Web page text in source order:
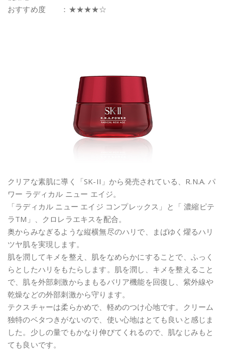
おすすめ度 ：★★★★☆
クリアな素肌に導く「SK-II」から発売されている、R.N.A. パ
ワー ラディカル ニュー エイジ。
「ラディカル ニュー エイジ コンプレックス」と「 濃縮ピテ
ラTM」、クロレラエキスを配合。
奥からみなぎるような縦横無尽のハリで、まばゆく燿るハリ
ツヤ肌を実現します。
肌を潤してキメを整え、肌をなめらかにすることで、ふっく
らとしたハリをもたらします。肌を潤し、キメを整えること
で、肌を外部刺激からまもるバリア機能を回復し、紫外線や
乾燥などの外部刺激から守ります。
テクスチャーは柔らかめで、軽めのつけ心地です。クリーム
独特のベタつきがないので、使い心地はとても良いと感じま
した。少しの量でもかなり伸びてくれるので、肌なじみもと
ても良いです。